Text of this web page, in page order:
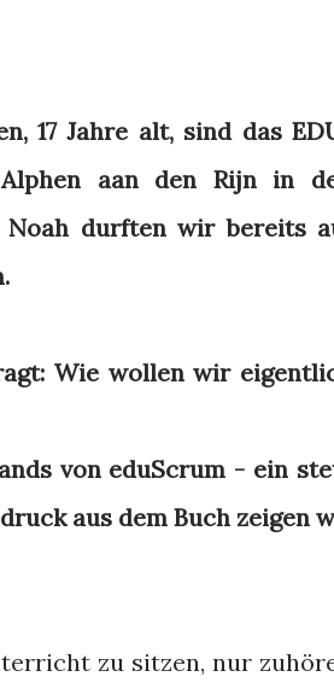
17 Jahre alt, sind das
aan den Rijn in
Noah durften wir bereits
Wie wollen wir
von eduScrum - ein
aus dem Buch zeigen
zu sitzen, nur